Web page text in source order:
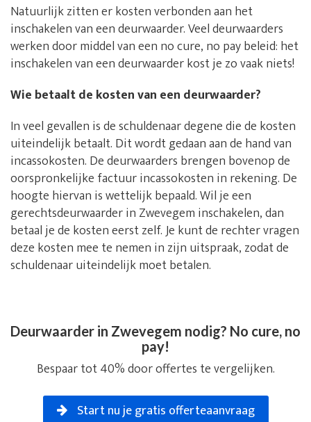
Natuurlijk zitten er kosten verbonden aan het
inschakelen van een deurwaarder. Veel deurwaarders
werken door middel van een no cure, no pay beleid: het
inschakelen van een deurwaarder kost je zo vaak niets!
Wie betaalt de kosten van een deurwaarder?
In veel gevallen is de schuldenaar degene die de kosten
uiteindelijk betaalt. Dit wordt gedaan aan de hand van
incassokosten. De deurwaarders brengen bovenop de
oorspronkelijke factuur incassokosten in rekening. De
hoogte hiervan is wettelijk bepaald. Wil je een
gerechtsdeurwaarder in Zwevegem inschakelen, dan
betaal je de kosten eerst zelf. Je kunt de rechter vragen
deze kosten mee te nemen in zijn uitspraak, zodat de
schuldenaar uiteindelijk moet betalen.
Deurwaarder in Zwevegem nodig? No cure, no
pay!
Bespaar tot 40% door offertes te vergelijken.
Start nu je gratis offerteaanvraag